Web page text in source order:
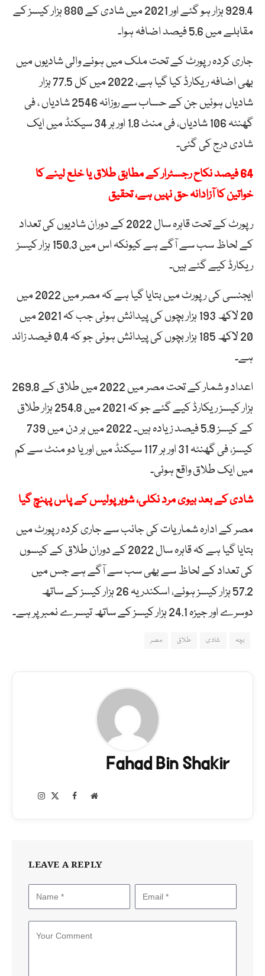
929.4 ہزار ہو گئے اور 2021 میں شادی کے 880 ہزار کیسز کے
مقابلے میں 5.6 فیصد اضافہ ہوا۔
جاری کردہ رپورٹ کے تحت ملک میں ہونے والی شادیوں میں
بھی اضافہ ریکارڈ کیا گیا ہے، 2022 میں کل 77.5 ہزار
شادیاں ہوئیں جن کے حساب سے روزانہ 2546 شادیاں ، فی
گھنٹہ 106 شادیاں، فی منٹ 1.8 اور ہر 34 سیکنڈ میں ایک
شادی درج کی گئی۔
64 فیصد نکاح رجسٹرار کے مطابق طلاق یا خلع لینے کا
خواتین کا آزادانہ حق نہیں ہے، تحقیق
رپورٹ کے تحت قاہرہ سال 2022 کے دوران شادیوں کی تعداد
کے لحاظ سب سے آگے ہے کیونکہ اس میں 150.3 ہزار کیسز
ریکارڈ کیے گئے ہیں۔
ایجنسی کی رپورٹ میں بتایا گیا ہے کہ مصر میں 2022 میں
20 لاکھ 193 ہزار بچوں کی پیدائش ہوئی جب کہ 2021 میں
20 لاکھ 185 ہزار بچوں کی پیدائش ہوئی جو کہ 0.4 فیصد زائد
ہے۔
اعداد و شمار کے تحت مصر میں 2022 میں طلاق کے 269.8
ہزار کیسز ریکارڈ کیے گئے جو کہ 2021 میں 254.8 ہزار طلاق
کے کیسز 5.9 فیصد زیادہ ہیں۔ 2022 میں ہر دن میں 739
کیسز، فی گھنٹہ 31 اور ہر 117 سیکنڈ میں اور یا دو منٹ سے کم
میں ایک طلاق واقع ہوئی۔
شادی کے بعد بیوی مرد نکلی، شوہر پولیس کے پاس پہنچ گیا
مصر کے ادارہ شماریات کی جانب سے جاری کردہ رپورٹ میں
بتایا گیا ہے کہ قاہرہ سال 2022 کے دوران طلاق کے کیسوں
کی تعداد کے لحاظ سے بھی سب سے آگے ہے جس میں
57.2 ہزار کیسز ہوئے، اسکندریہ 26 ہزار کیسز کے ساتھ
دوسرے اور جیزہ 24.1 ہزار کیسز کے ساتھ تیسرے نمبر پر ہے۔
بچہ شادی طلاق مصر
Fahad Bin Shakir
Website
Facebook
Instagram
LEAVE A REPLY